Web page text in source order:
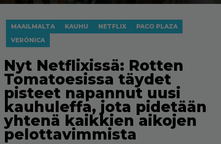
MAAILMALTA KAUHU NETFLIX
PACO PLAZA
VERÓNICA
Nyt Netflixissä: Rotten
Tomatoesissa täydet
pisteet napannut uusi
kauhuleffa, jota pidetään
yhtenä kaikkien aikojen
pelottavimmista